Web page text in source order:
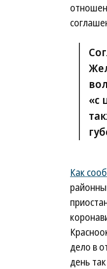
«с
Как
дело в
день